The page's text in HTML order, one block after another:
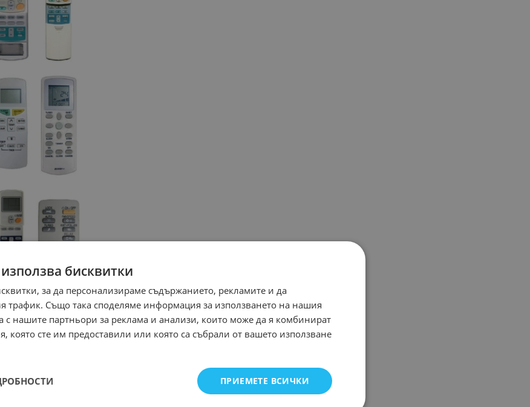
бисквитки
за да персонализираме съдържанието, рекламите и да
трафик. Също така споделяме информация за използването на нашия
с нашите партньори за реклама и анализи, които може да я комбинират
която сте им предоставили или която са събрали от вашето използване
ПРИЕМЕТЕ ВСИЧКИ